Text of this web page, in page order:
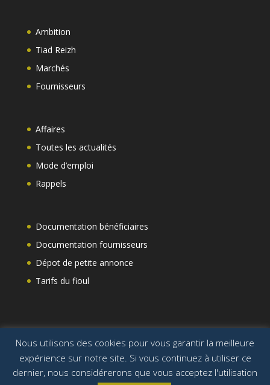
Ambition
Tiad Reizh
Marchés
Fournisseurs
Affaires
Toutes les actualités
Mode d’emploi
Rappels
Documentation bénéficiaires
Documentation fournisseurs
Dépot de petite annonce
Tarifs du fioul
Nous utilisons des cookies pour vous garantir la meilleure
expérience sur notre site. Si vous continuez à utiliser ce
dernier, nous considérerons que vous acceptez l'utilisation